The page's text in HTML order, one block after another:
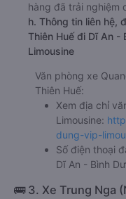
hàng đã trải nghiệm
h. Thông tin liên hệ,
Thiên Huế đi Dĩ An -
Limousine
Văn phòng xe
Thiên Huế:
Xem địa chỉ
Limousine:
dung-vip-
Số điện thoại
Dĩ An - Bình
🚌 3. Xe Trung Nga